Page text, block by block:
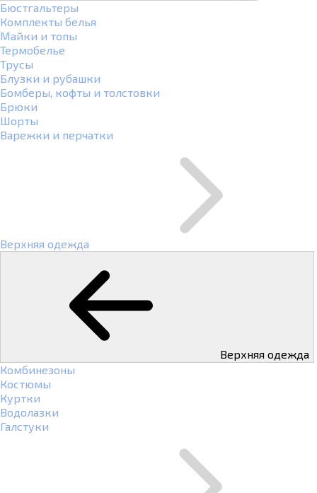
Бюстгальтеры
Комплекты белья
Майки и топы
Термобелье
Трусы
Блузки и рубашки
Бомберы, кофты и толстовки
Брюки
Шорты
Варежки и перчатки
Верхняя одежда
Верхняя одежда
Комбинезоны
Костюмы
Куртки
Водолазки
Галстуки